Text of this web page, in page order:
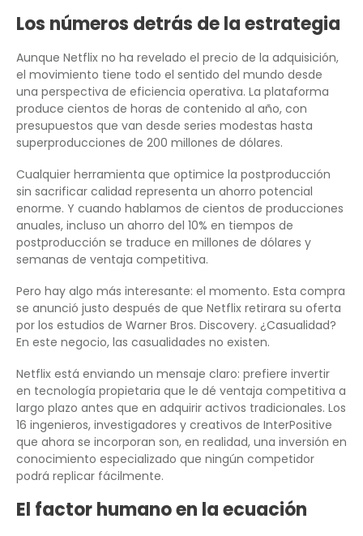
Los números detrás de la estrategia
Aunque Netflix no ha revelado el precio de la adquisición,
el movimiento tiene todo el sentido del mundo desde
una perspectiva de eficiencia operativa. La plataforma
produce cientos de horas de contenido al año, con
presupuestos que van desde series modestas hasta
superproducciones de 200 millones de dólares.
Cualquier herramienta que optimice la postproducción
sin sacrificar calidad representa un ahorro potencial
enorme. Y cuando hablamos de cientos de producciones
anuales, incluso un ahorro del 10% en tiempos de
postproducción se traduce en millones de dólares y
semanas de ventaja competitiva.
Pero hay algo más interesante: el momento. Esta compra
se anunció justo después de que Netflix retirara su oferta
por los estudios de Warner Bros. Discovery. ¿Casualidad?
En este negocio, las casualidades no existen.
Netflix está enviando un mensaje claro: prefiere invertir
en tecnología propietaria que le dé ventaja competitiva a
largo plazo antes que en adquirir activos tradicionales. Los
16 ingenieros, investigadores y creativos de InterPositive
que ahora se incorporan son, en realidad, una inversión en
conocimiento especializado que ningún competidor
podrá replicar fácilmente.
El factor humano en la ecuación